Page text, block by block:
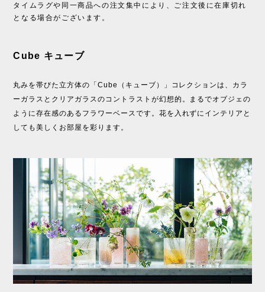
タイムラグや同一商品への注文集中により、ご注文後に在庫切れ
となる場合がございます。
Cube キューブ
丸みを帯びた立方体の「Cube（キューブ）」コレクションは、カラ
ーガラスとクリアガラスのコントラストが幻想的。まるでオブジェの
ように存在感のあるフラワーベースです。​花を入れずにインテリアと
しても美しくお部屋を彩ります。